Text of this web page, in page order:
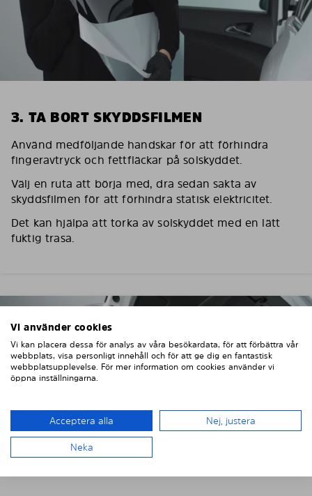
3. TA BORT SKYDDSFILMEN
Använd medföljande handskar för att förhindra
fingeravtryck och fettfläckar på solskyddet.
Välj en ruta att börja med, dra sedan sakta av
skyddsfilmen för att förhindra statisk elektricitet.
Det kan hjälpa att torka av solskyddet med en lätt
fuktig trasa.
Vi använder cookies
Vi kan placera dessa för analys av våra besökardata, för att förbättra vår
webbplats, visa personligt innehåll och för att ge dig en fantastisk
webbplatsupplevelse. För mer information om cookies använder vi
öppna inställningarna.
Acceptera alla Nej, justera
Neka